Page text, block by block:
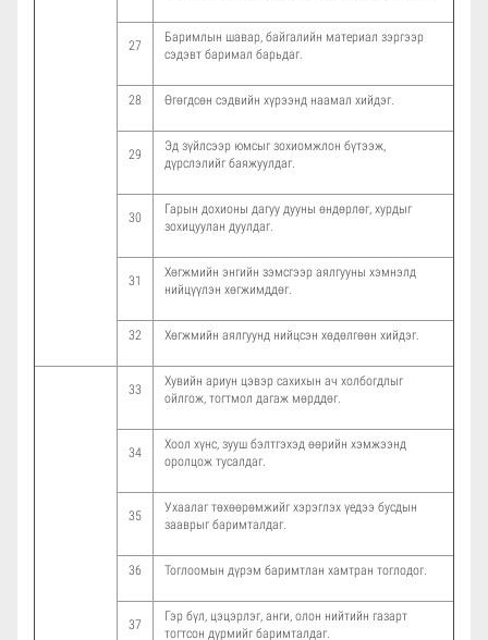
27
Баримлын шавар, байгалийн материал зэргээр
сэдэвт баримал барьдаг.
28 Өгөгдсөн сэдвийн хүрээнд наамал хийдэг.
29
Эд зүйлсээр юмсыг зохиомжлон бүтээж,
дүрслэлийг баяжуулдаг.
30
Гарын дохионы дагуу дууны өндөрлөг, хурдыг
зохицуулан дуулдаг.
31
Хөгжмийн энгийн зэмсгээр аялгууны хэмнэлд
нийцүүлэн хөгжимддөг.
32 Хөгжмийн аялгуунд нийцсэн хөдөлгөөн хийдэг.
33
Хувийн ариун цэвэр сахихын ач холбогдлыг
ойлгож, тогтмол дагаж мөрддөг.
34
Хоол хүнс, зууш бэлтгэхэд өөрийн хэмжээнд
оролцож тусалдаг.
35
Ухаалаг төхөөрөмжийг хэрэглэх үедээ бусдын
зааврыг баримталдаг.
36 Тоглоомын дүрэм баримтлан хамтран тоглодог.
37
Гэр бүл, цэцэрлэг, анги, олон нийтийн газарт
тогтсон дүрмийг баримталдаг.